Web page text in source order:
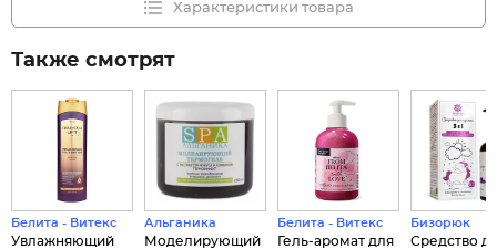
Характеристики товара
Также смотрят
Белита - Витекс
Увлажняющий
Альганика
Моделирующий
Белита - Витекс
Гель-аромат для
Бизорюк
Средство